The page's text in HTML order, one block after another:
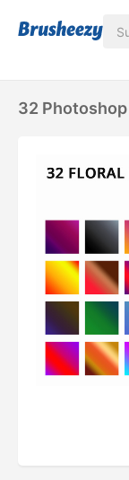
32